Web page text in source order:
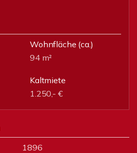
Wohnfläche (ca.)
94 m²
Kaltmiete
1.250,- €
1896